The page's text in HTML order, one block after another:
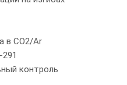
в CO2/Ar
контроль